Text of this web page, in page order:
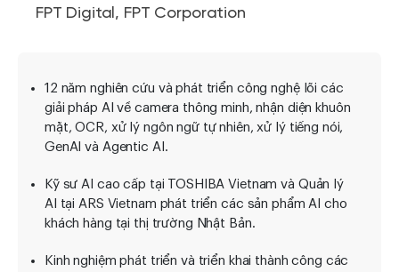
FPT Digital, FPT Corporation
12 năm nghiên cứu và phát triển công nghệ lõi các
giải pháp AI về camera thông minh, nhận diện khuôn
mặt, OCR, xử lý ngôn ngữ tự nhiên, xử lý tiếng nói,
GenAI và Agentic AI.
Kỹ sư AI cao cấp tại TOSHIBA Vietnam và Quản lý
AI tại ARS Vietnam phát triển các sản phẩm AI cho
khách hàng tại thị trường Nhật Bản.
Kinh nghiệm phát triển và triển khai thành công các